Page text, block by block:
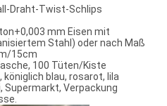
Draht-Twist-Schlips
mm Eisen mit
Stahl) oder nach Maß
15cm
100 Tüten/Kiste
königlich blau, rosarot, lila
Supermarkt, Verpackung